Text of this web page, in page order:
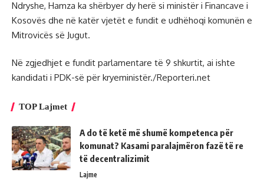
Ndryshe, Hamza ka shërbyer dy herë si ministër i Financave i
Kosovës dhe në katër vjetët e fundit e udhëhoqi komunën e
Mitrovicës së Jugut.
Në zgjedhjet e fundit parlamentare të 9 shkurtit, ai ishte
kandidati i PDK-së për kryeministër./Reporteri.net
TOP Lajmet
A do të ketë më shumë kompetenca për
komunat? Kasami paralajmëron fazë të re
të decentralizimit
Lajme